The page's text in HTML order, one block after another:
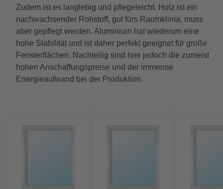
Zudem ist es langlebig und pflegeleicht. Holz ist ein
nachwachsender Rohstoff, gut fürs Raumklima, muss
aber gepflegt werden. Aluminium hat wiederum eine
hohe Stabilität und ist daher perfekt geeignet für große
Fensterflächen. Nachteilig sind hier jedoch die zumeist
hohen Anschaffungspreise und der immense
Energieaufwand bei der Produktion.